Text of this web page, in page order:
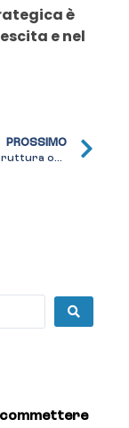
è
e nel
PROSSIMO
Come si struttura operativamente un brand